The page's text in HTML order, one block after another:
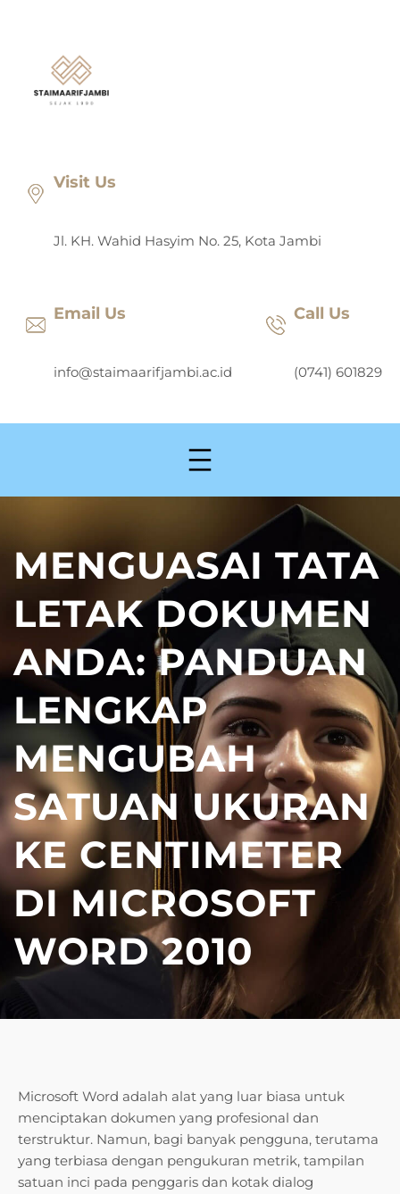
Visit Us
Jl. KH. Wahid Hasyim No. 25, Kota Jambi
Email Us
info@staimaarifjambi.ac.id
Call Us
(0741) 601829
MENGUASAI TATA
LETAK DOKUMEN
ANDA: PANDUAN
LENGKAP
MENGUBAH
SATUAN UKURAN
KE CENTIMETER
DI MICROSOFT
WORD 2010
Microsoft Word adalah alat yang luar biasa untuk
menciptakan dokumen yang profesional dan
terstruktur. Namun, bagi banyak pengguna, terutama
yang terbiasa dengan pengukuran metrik, tampilan
satuan inci pada penggaris dan kotak dialog